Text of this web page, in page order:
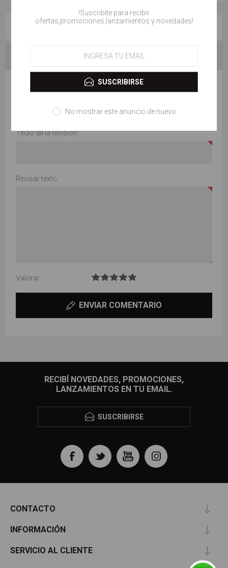
RESEÑAS
CONTACTENOS
ESCRIBE TU PROPIO COMENTARIO
Solo los usuarios registrados pueden escribir comentarios
Título de la revisión:
Revisar texto:
Valorar:
ENVIAR COMENTARIO
RECIBÍ NOVEDADES, PROMOCIONES,
LANZAMIENTOS EN TU EMAIL.
SUSCRIBIRSE
CONTACTO
INFORMACIÓN
SERVICIO AL CLIENTE
!Suscribite para recibir
ofertas,promociones,lanzamientos y novedades!
SUSCRIBIRSE
No mostrar este anuncio de nuevo